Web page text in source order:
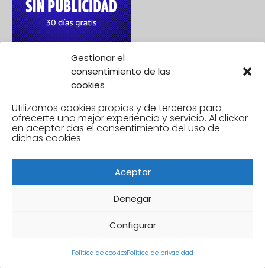
Gestionar el
consentimiento de las
cookies
Utilizamos cookies propias y de terceros para
ofrecerte una mejor experiencia y servicio. Al clickar
en aceptardas el consentimiento del uso de
dichas cookies.
Aceptar
Denegar
Configurar
Política de cookiesPolítica de privacidad